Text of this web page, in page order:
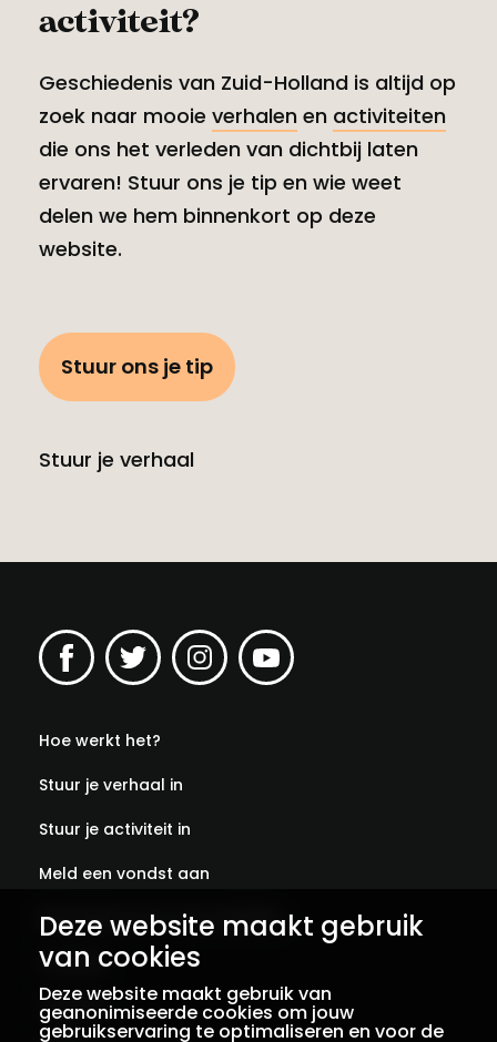
Deze website maakt gebruik
van cookies
Deze website maakt gebruik van
geanonimiseerde cookies om jouw
gebruikservaring te optimaliseren en voor de
activiteit?
Geschiedenis van Zuid-Holland is altijd op
zoek naar mooie verhalen en activiteiten
die ons het verleden van dichtbij laten
ervaren! Stuur ons je tip en wie weet
delen we hem binnenkort op deze
website.
Stuur ons je tip
Stuur je verhaal
Hoe werkt het?
Stuur je verhaal in
Stuur je activiteit in
Meld een vondst aan
Abonneer je op onze verhalen
Contact
Colofon